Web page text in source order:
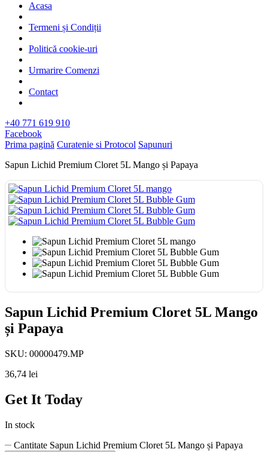
Acasa
Termeni și Condiții
Politică cookie-uri
Urmarire Comenzi
Contact
+40 771 619 910
Facebook
Prima pagină Curatenie si Protocol Sapunuri
Sapun Lichid Premium Cloret 5L Mango și Papaya
Sapun Lichid Premium Cloret 5L Mango
și Papaya
SKU: 00000479.MP
36,74 lei
Get It Today
In stock
Cantitate Sapun Lichid Premium Cloret 5L Mango și Papaya